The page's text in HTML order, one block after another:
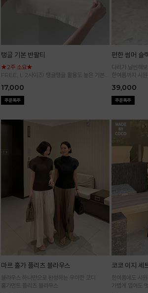
탱글 기본 반팔티
★2주 소요★
FREE, L 2사이즈! 탱글탱글 활용도 높은 기본
17,000
편한 썸머 슬
다리가 날씬해
한여름까지 시
39,000
마르 홀가 플리츠 블라우스
블라우스 하나만으로 완성하는 우아한 코디
홀가먼트 플리츠 블라우스
코코 이지 세
한여름에도 시
가볍게 입어도